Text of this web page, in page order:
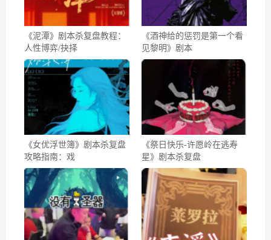
《泥潭》剧本杀复盘教程：
人性博弈/抉择
《酒神给的惩罚是第一个看
见黎明》剧本
《女优浮世簿》剧本杀复盘
攻略指南：戏
《祭日快乐-许愿岭在逃寿
星》剧本杀复盘